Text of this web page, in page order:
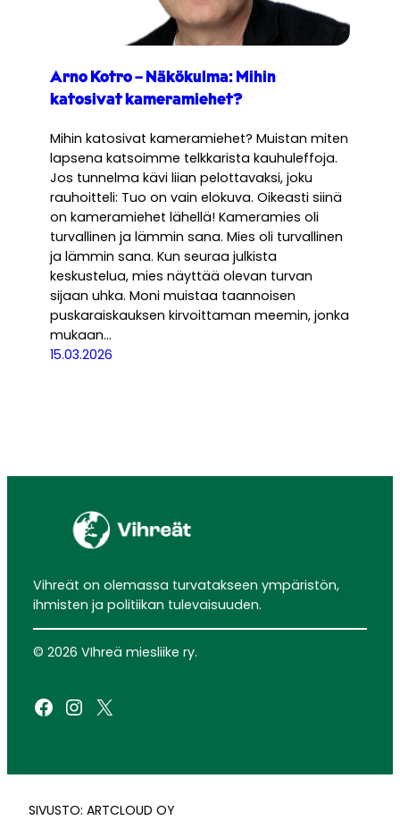
Arno Kotro – Näkökulma: Mihin
katosivat kameramiehet?
Mihin katosivat kameramiehet? Muistan miten
lapsena katsoimme telkkarista kauhuleffoja.
Jos tunnelma kävi liian pelottavaksi, joku
rauhoitteli: Tuo on vain elokuva. Oikeasti siinä
on kameramiehet lähellä! Kameramies oli
turvallinen ja lämmin sana. Mies oli turvallinen
ja lämmin sana. Kun seuraa julkista
keskustelua, mies näyttää olevan turvan
sijaan uhka. Moni muistaa taannoisen
puskaraiskauksen kirvoittaman meemin, jonka
mukaan…
15.03.2026
Vihreät on olemassa turvatakseen ympäristön,
ihmisten ja politiikan tulevaisuuden.
© 2026 VIhreä miesliike ry.
Facebook
Instagram
X
SIVUSTO: ARTCLOUD OY